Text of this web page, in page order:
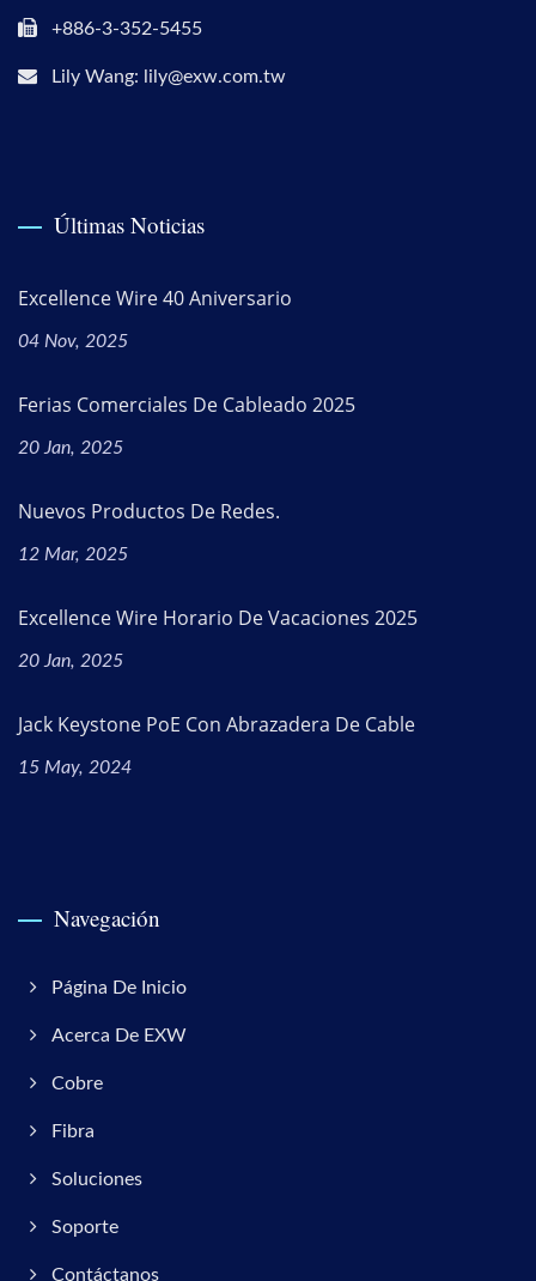
+886-3-352-5455
Lily Wang: lily@exw.com.tw
Últimas Noticias
Excellence Wire 40 Aniversario
04 Nov, 2025
Ferias Comerciales De Cableado 2025
20 Jan, 2025
Nuevos Productos De Redes.
12 Mar, 2025
Excellence Wire Horario De Vacaciones 2025
20 Jan, 2025
Jack Keystone PoE Con Abrazadera De Cable
15 May, 2024
Navegación
Página De Inicio
Acerca De EXW
Cobre
Fibra
Soluciones
Soporte
Contáctanos